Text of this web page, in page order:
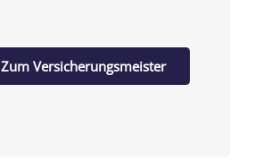
Zum Versicherungsmeister